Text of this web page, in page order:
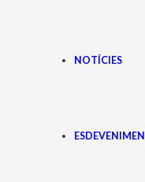
NOTÍCIES